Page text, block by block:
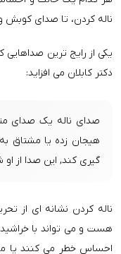
ناله کردن، تا صدای کوبش
یکی از رایج ترین
دکتر کابلان می افزاید:
صدای ناله یک صدای
هیجان زده یا مشتاق
گیری کند, این صدا از
ناله کردن نشانه ای از
هست و می تواند با
احساس خطر می کنند یا